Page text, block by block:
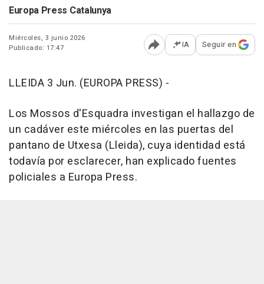
Europa Press Catalunya
Miércoles, 3 junio 2026
Publicado: 17:47
Abrir opciones para
IA Seguir en
LLEIDA 3 Jun. (EUROPA PRESS) -
Los Mossos d'Esquadra investigan el hallazgo de
un cadáver este miércoles en las puertas del
pantano de Utxesa (Lleida), cuya identidad está
todavía por esclarecer, han explicado fuentes
policiales a Europa Press.